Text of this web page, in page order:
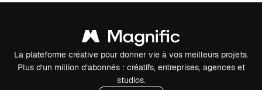
La plateforme créative pour donner vie à vos meilleurs projets.
Plus d’un million d’abonnés : créatifs, entreprises, agences et
studios.